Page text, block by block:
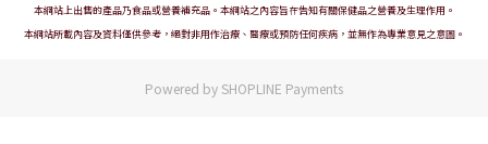
本網站上出售的產品乃食品或營養補充品。本網站之內容旨在告知有關保健品之營養及生理作用。
本網站所載內容及資料僅供參考，絕對非用作治療、醫療或預防任何疾病，並無作為專業意見之意圖。
Powered by SHOPLINE Payments